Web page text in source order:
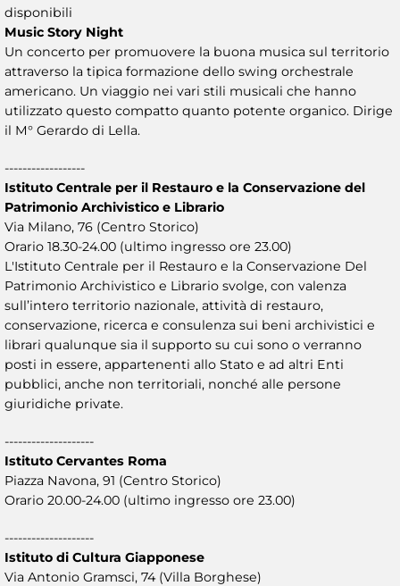
disponibili
Music Story Night
Un concerto per promuovere la buona musica sul territorio
attraverso la tipica formazione dello swing orchestrale
americano. Un viaggio nei vari stili musicali che hanno
utilizzato questo compatto quanto potente organico. Dirige
il M° Gerardo di Lella.
------------------
Istituto Centrale per il Restauro e la Conservazione del
Patrimonio Archivistico e Librario
Via Milano, 76 (Centro Storico)
Orario 18.30-24.00 (ultimo ingresso ore 23.00)
L'Istituto Centrale per il Restauro e la Conservazione Del
Patrimonio Archivistico e Librario svolge, con valenza
sull’intero territorio nazionale, attività di restauro,
conservazione, ricerca e consulenza sui beni archivistici e
librari qualunque sia il supporto su cui sono o verranno
posti in essere, appartenenti allo Stato e ad altri Enti
pubblici, anche non territoriali, nonché alle persone
giuridiche private.
--------------------
Istituto Cervantes Roma
Piazza Navona, 91 (Centro Storico)
Orario 20.00-24.00 (ultimo ingresso ore 23.00)
--------------------
Istituto di Cultura Giapponese
Via Antonio Gramsci, 74 (Villa Borghese)